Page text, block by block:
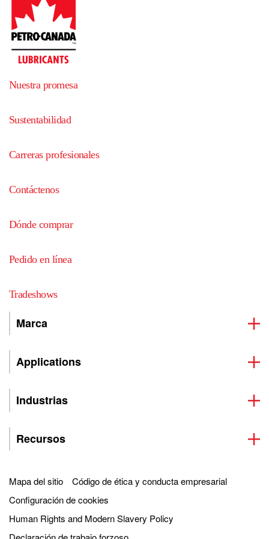
Nuestra promesa
Sustentabilidad
Carreras profesionales
Contáctenos
Dónde comprar
Pedido en línea
Tradeshows
Marca
Applications
Industrias
Recursos
Mapa del sitio
Código de ética y conducta empresarial
Configuración de cookies
Human Rights and Modern Slavery Policy